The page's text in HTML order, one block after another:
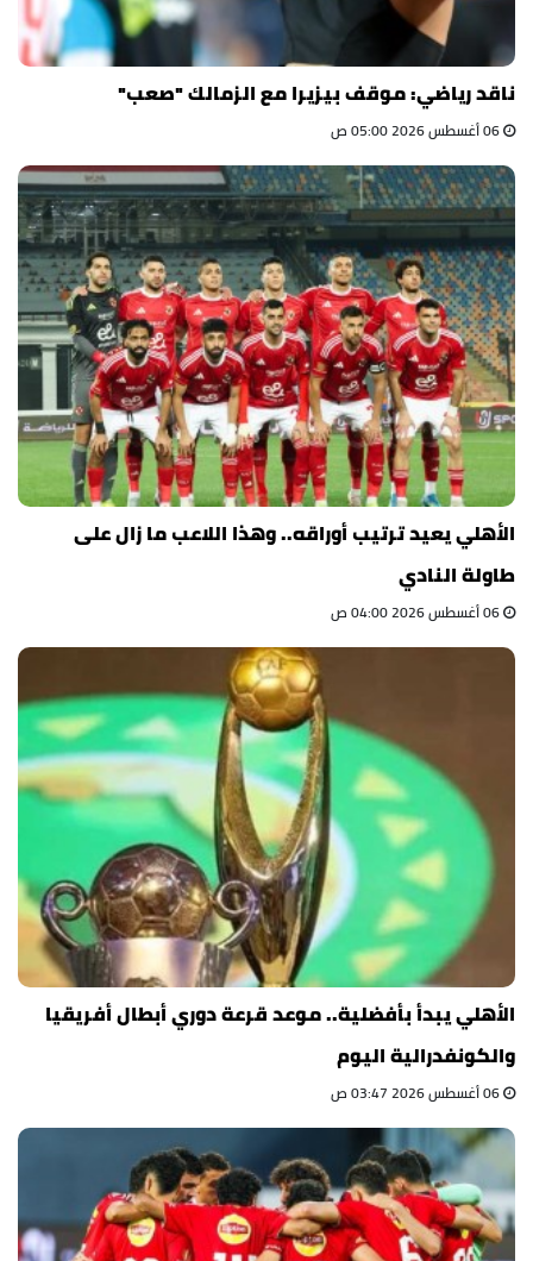
ناقد رياضي: موقف بيزيرا مع الزمالك "صعب"
الأهلي يعيد ترتيب أوراقه.. وهذا اللاعب ما زال على
طاولة النادي
الأهلي يبدأ بأفضلية.. موعد قرعة دوري أبطال أفريقيا
والكونفدرالية اليوم